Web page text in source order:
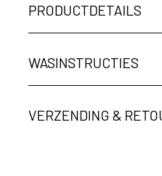
PRODUCTDETAILS
WASINSTRUCTIES
VERZENDING &